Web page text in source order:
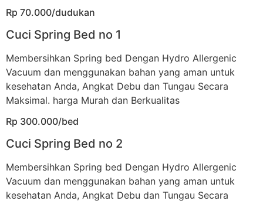
Rp 70.000/dudukan
Cuci Spring Bed no 1
Membersihkan Spring bed Dengan Hydro Allergenic
Vacuum dan menggunakan bahan yang aman untuk
kesehatan Anda, Angkat Debu dan Tungau Secara
Maksimal. harga Murah dan Berkualitas
Rp 300.000/bed
Cuci Spring Bed no 2
Membersihkan Spring bed Dengan Hydro Allergenic
Vacuum dan menggunakan bahan yang aman untuk
kesehatan Anda, Angkat Debu dan Tungau Secara